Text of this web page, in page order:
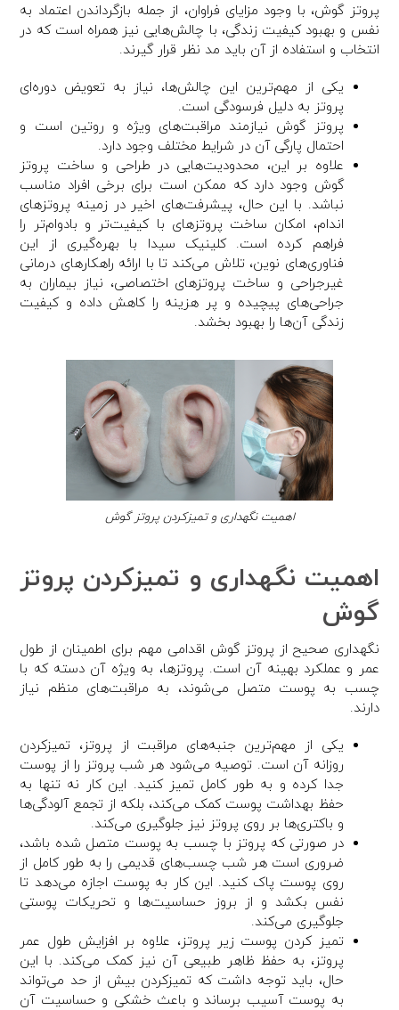
پروتز گوش، با وجود مزایای فراوان، از جمله بازگرداندن اعتماد به
نفس و بهبود کیفیت زندگی، با چالش‌هایی نیز همراه است که در
انتخاب و استفاده از آن باید مد نظر قرار گیرند.
یکی از مهم‌ترین این چالش‌ها، نیاز به تعویض دوره‌ای
پروتز به دلیل فرسودگی است.
پروتز گوش نیازمند مراقبت‌های ویژه و روتین است و
احتمال پارگی آن در شرایط مختلف وجود دارد.
علاوه بر این، محدودیت‌هایی در طراحی و ساخت پروتز
گوش وجود دارد که ممکن است برای برخی افراد مناسب
نباشد. با این حال، پیشرفت‌های اخیر در زمینه پروتزهای
اندام، امکان ساخت پروتزهای با کیفیت‌تر و بادوام‌تر را
فراهم کرده است. کلینیک سیدا با بهره‌گیری از این
فناوری‌های نوین، تلاش می‌کند تا با ارائه راهکارهای درمانی
غیرجراحی و ساخت پروتزهای اختصاصی، نیاز بیماران به
جراحی‌های پیچیده و پر هزینه را کاهش داده و کیفیت
زندگی آن‌ها را بهبود بخشد.
اهمیت نگهداری و تمیزکردن پروتز گوش
اهمیت نگهداری و تمیزکردن پروتز
گوش
نگهداری صحیح از پروتز گوش اقدامی مهم برای اطمینان از طول
عمر و عملکرد بهینه آن است. پروتزها، به ویژه آن دسته که با
چسب به پوست متصل می‌شوند، به مراقبت‌های منظم نیاز
دارند.
یکی از مهم‌ترین جنبه‌های مراقبت از پروتز، تمیزکردن
روزانه آن است. توصیه می‌شود هر شب پروتز را از پوست
جدا کرده و به طور کامل تمیز کنید. این کار نه تنها به
حفظ بهداشت پوست کمک می‌کند، بلکه از تجمع آلودگی‌ها
و باکتری‌ها بر روی پروتز نیز جلوگیری می‌کند.
در صورتی که پروتز با چسب به پوست متصل شده باشد،
ضروری است هر شب چسب‌های قدیمی را به طور کامل از
روی پوست پاک کنید. این کار به پوست اجازه می‌دهد تا
نفس بکشد و از بروز حساسیت‌ها و تحریکات پوستی
جلوگیری می‌کند.
تمیز کردن پوست زیر پروتز، علاوه بر افزایش طول عمر
پروتز، به حفظ ظاهر طبیعی آن نیز کمک می‌کند. با این
حال، باید توجه داشت که تمیزکردن بیش از حد می‌تواند
به پوست آسیب برساند و باعث خشکی و حساسیت آن